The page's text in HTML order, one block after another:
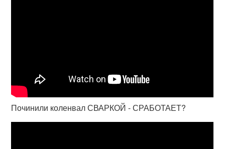
Починили коленвал СВАРКОЙ - СРАБОТАЕТ?